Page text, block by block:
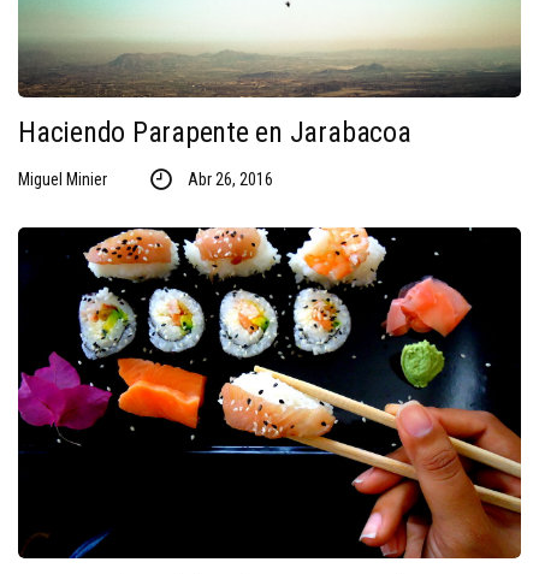
Haciendo Parapente en Jarabacoa
Miguel Minier Abr 26, 2016